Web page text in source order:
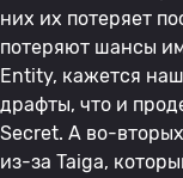
них их потеряет
потеряют шансы
Entity, кажется
драфты, что и
Secret. А во-
из-за Taiga,